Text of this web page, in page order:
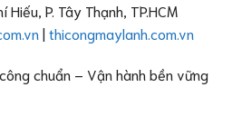
Hiếu, P. Tây Thạnh, TP.HCM
| thicongmaylanh.com.vn
chuẩn – Vận hành bền vững